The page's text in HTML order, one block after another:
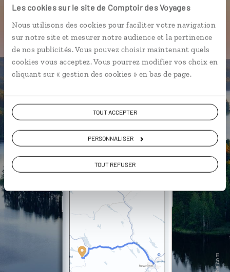
Les cookies sur le site de Comptoir des Voyages
Nous utilisons des cookies pour faciliter votre navigation
sur notre site et mesurer notre audience et la pertinence
de nos publicités. Vous pouvez choisir maintenant quels
cookies vous acceptez. Vous pourrez modifier vos choix en
cliquant sur « gestion des cookies » en bas de page.
TOUT ACCEPTER
PERSONNALISER
TOUT REFUSER
Les plus beaux parcs nationaux
géolocalisés
L'album souvenirs à composer
vous-même